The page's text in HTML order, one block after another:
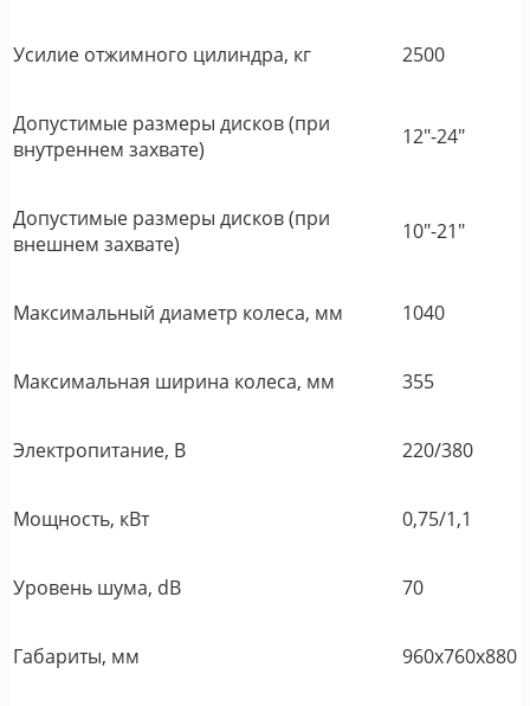
Усилие отжимного цилиндра, кг 2500
Допустимые размеры дисков (при
внутреннем захвате)
12"-24"
Допустимые размеры дисков (при
внешнем захвате)
10"-21"
Максимальный диаметр колеса, мм 1040
Максимальная ширина колеса, мм 355
Электропитание, В 220/380
Мощность, кВт 0,75/1,1
Уровень шума, dB 70
Габариты, мм 960х760х880